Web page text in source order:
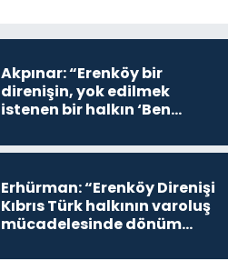
Akpınar: “Erenköy bir
direnişin, yok edilmek
istenen bir halkın ‘Ben
devam edeceğim’ dediği
Erhürman: “Erenköy Direnişi
Kıbrıs Türk halkının varoluş
mücadelesinde dönüm